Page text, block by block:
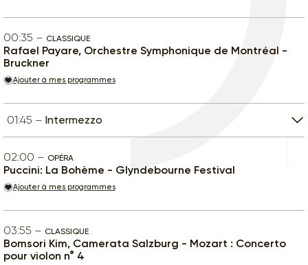
00:35 CLASSIQUE
Rafael Payare, Orchestre Symphonique de Montréal -
Bruckner
Ajouter à mes programmes
01:45 Intermezzo
02:00 OPÉRA
Puccini: La Bohème - Glyndebourne Festival
Ajouter à mes programmes
03:55 CLASSIQUE
Bomsori Kim, Camerata Salzburg - Mozart : Concerto
pour violon n° 4